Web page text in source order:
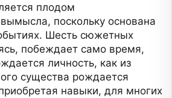
плодом
поскольку основана
Шесть сюжетных
побеждает само время,
личность, как из
существа рождается
навыки, для многих